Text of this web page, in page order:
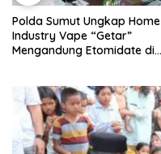
‎Polda Sumut Ungkap Home
Industry Vape “Getar”
Mengandung Etomidate di